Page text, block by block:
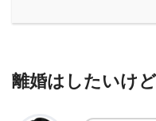
離婚はしたいけど